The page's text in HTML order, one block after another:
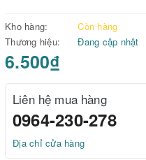
Kho hàng:
Còn hàng
Thương hiệu:
Đang cập nhật
6.500₫
Liên hệ mua hàng
0964-230-278
Địa chỉ cửa hàng